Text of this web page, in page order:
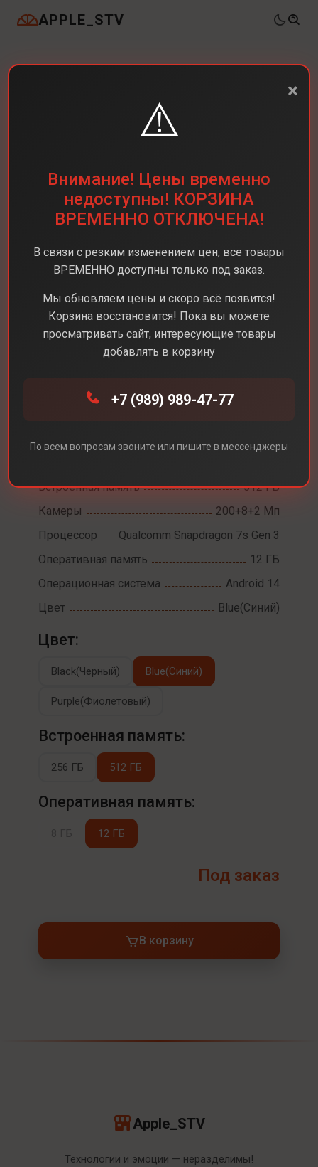
APPLE_STV
Redmi note 14 pro + 5G
Встроенная память
512 ГБ
Камеры
200+8+2 Мп
Процессор
Qualcomm Snapdragon 7s Gen 3
Оперативная память
12 ГБ
Операционная система
Android 14
Цвет
Blue(Синий)
Цвет:
Black(Черный) Blue(Синий)
Purple(Фиолетовый)
Встроенная память:
256 ГБ 512 ГБ
Оперативная память:
12 ГБ
Под заказ
В корзину
Apple_STV
Технологии и эмоции — неразделимы!
×
⚠️
Внимание! Цены временно
недоступны! КОРЗИНА
ВРЕМЕННО ОТКЛЮЧЕНА!
В связи с резким изменением цен, все товары
ВРЕМЕННО доступны только под заказ.
Мы обновляем цены и скоро всё появится!
Корзина восстановится! Пока вы можете
просматривать сайт, интересующие товары
добавлять в корзину
+7 (989) 989-47-77
По всем вопросам звоните или пишите в мессенджеры